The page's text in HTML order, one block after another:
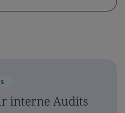
interne Audits